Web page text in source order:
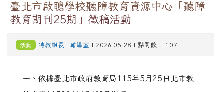
臺北市啟聰學校聽障教育資源中心「聽障
教育期刊25期」徵稿活動
活動 特教組長 - 輔導室 | 2026-05-28 | 點閱數： 107
一、依據臺北市政府教育局115年5月25日北市教